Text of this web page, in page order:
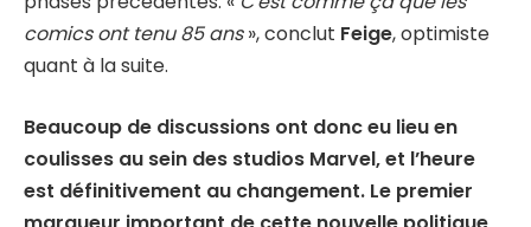
comics ont tenu 85 ans», conclut Feige, optimiste
quant à la suite.
Beaucoup de discussions ont donc eu lieu en
coulisses au sein des studios Marvel, et l’heure
est définitivement au changement. Le premier